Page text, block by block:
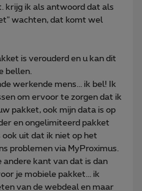
krijg ik als antwoord dat als
wachten, dat komt wel
is verouderd en u kan dit
bellen.
werkende mens... ik bel! Ik
om ervoor te zorgen dat ik
pakket, ook mijn data is op
en ongelimiteerd pakket
uit dat ik niet op het
problemen via MyProximus.
andere kant van dat is dan
je mobiele pakket... ik
van de webdeal en maar